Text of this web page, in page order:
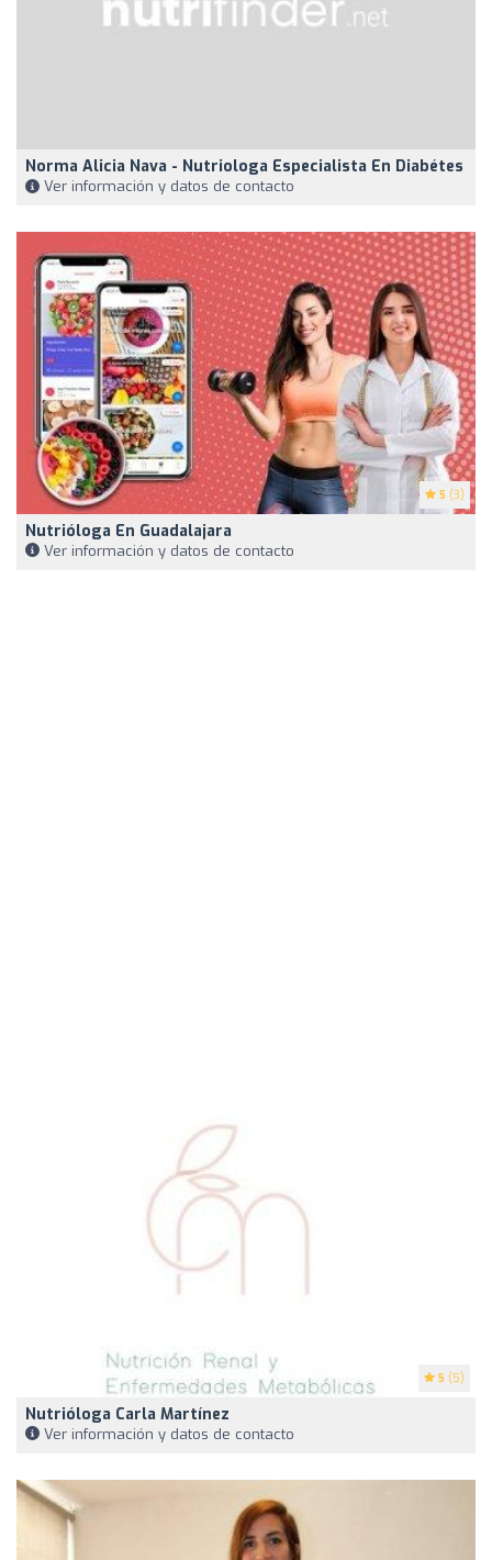
Norma Alicia Nava - Nutriologa Especialista En Diabétes
Ver información y datos de contacto
5 (3)
Nutrióloga En Guadalajara
Ver información y datos de contacto
5 (5)
Nutrióloga Carla Martínez
Ver información y datos de contacto